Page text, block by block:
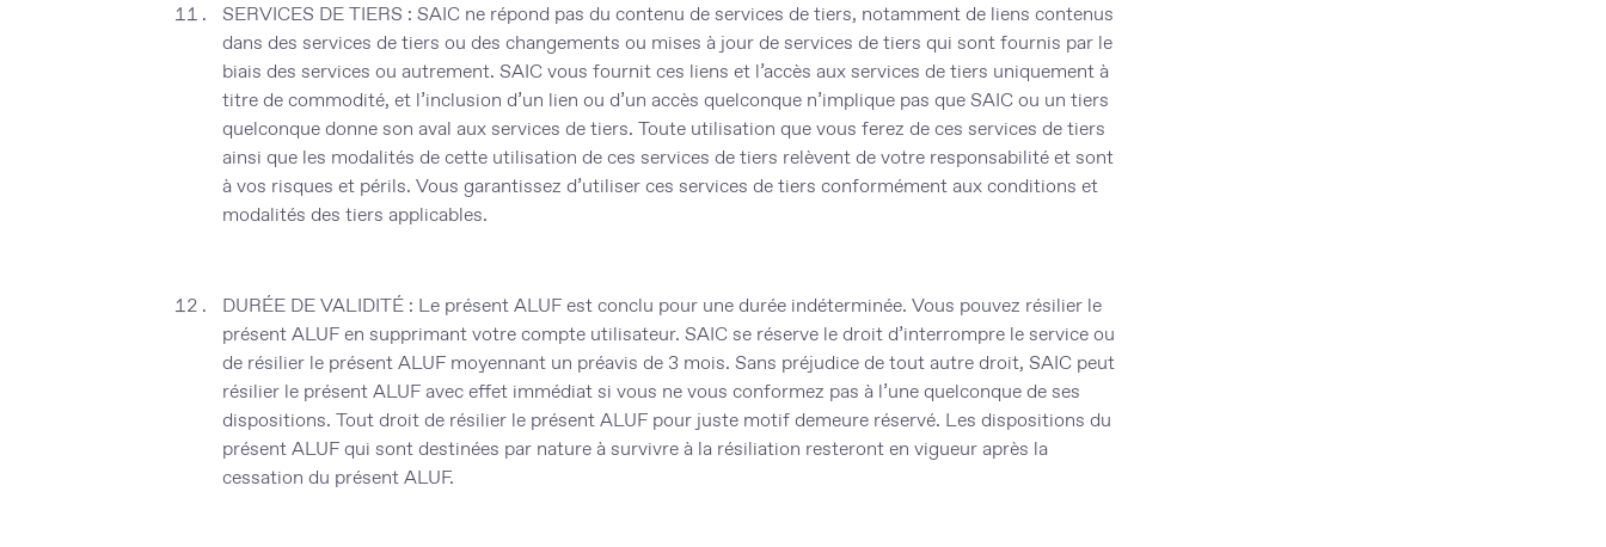
SERVICES DE TIERS : SAIC ne répond pas du contenu de services de tiers, notamment de liens contenus
dans des services de tiers ou des changements ou mises à jour de services de tiers qui sont fournis par le
biais des services ou autrement. SAIC vous fournit ces liens et l’accès aux services de tiers uniquement à
titre de commodité, et l’inclusion d’un lien ou d’un accès quelconque n’implique pas que SAIC ou un tiers
quelconque donne son aval aux services de tiers. Toute utilisation que vous ferez de ces services de tiers
ainsi que les modalités de cette utilisation de ces services de tiers relèvent de votre responsabilité et sont
à vos risques et périls. Vous garantissez d’utiliser ces services de tiers conformément aux conditions et
modalités des tiers applicables.
DURÉE DE VALIDITÉ : Le présent ALUF est conclu pour une durée indéterminée. Vous pouvez résilier le
présent ALUF en supprimant votre compte utilisateur. SAIC se réserve le droit d’interrompre le service ou
de résilier le présent ALUF moyennant un préavis de 3 mois. Sans préjudice de tout autre droit, SAIC peut
résilier le présent ALUF avec effet immédiat si vous ne vous conformez pas à l’une quelconque de ses
dispositions. Tout droit de résilier le présent ALUF pour juste motif demeure réservé. Les dispositions du
présent ALUF qui sont destinées par nature à survivre à la résiliation resteront en vigueur après la
cessation du présent ALUF.